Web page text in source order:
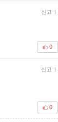
신고 |
0
신고 |
0